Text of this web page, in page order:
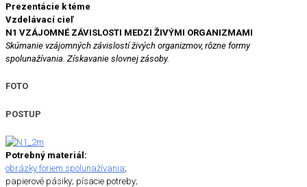
Prezentácie k téme
Vzdelávací cieľ
N1 VZÁJOMNÉ ZÁVISLOSTI MEDZI ŽIVÝMI ORGANIZMAMI
Skúmanie vzájomných závislostí živých organizmov, rôzne formy
spolunažívania. Získavanie slovnej zásoby.
FOTO
POSTUP
Potrebný materiál:
obrázky foriem spolunažívania;
papierové pásiky; písacie potreby;